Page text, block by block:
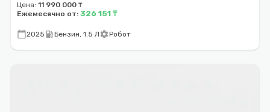
Цена: 11 990 000 ₸
Ежемесячно от: 326 151 ₸
calendar_today2025 local_gas_stationБензин, 1.5 ЛsettingsРобот